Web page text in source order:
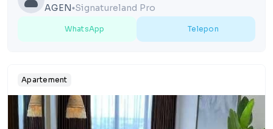
AGEN lens Signatureland Pro
WhatsApp Telepon
Apartement